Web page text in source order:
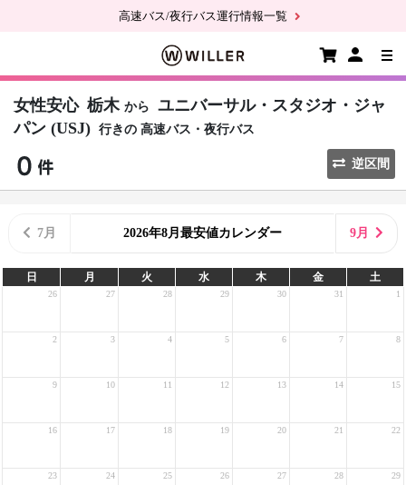
高速バス/夜行バス運行情報一覧
女性安心 栃木 から
ユニバーサル・スタジオ・ジャ
パン (USJ) 行きの 高速バス・夜行バス
逆区間
7月 2026年8月最安値カレンダー 9月
日 月 火 水 木 金 土
26 27 28 29 30 31 1
2 3 4 5 6 7 8
9 10 11 12 13 14 15
16 17 18 19 20 21 22
23 24 25 26 27 28 29